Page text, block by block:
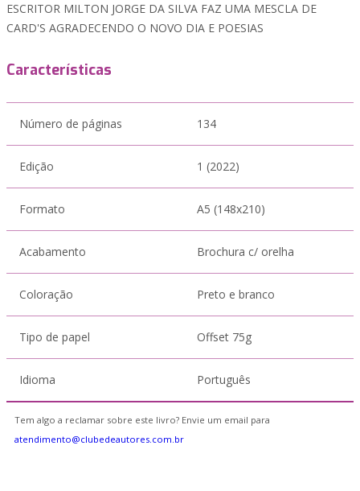
ESCRITOR MILTON JORGE DA SILVA FAZ UMA MESCLA DE
CARD'S AGRADECENDO O NOVO DIA E POESIAS
Características
Número de páginas 134
Edição 1 (2022)
Formato A5 (148x210)
Acabamento Brochura c/ orelha
Coloração Preto e branco
Tipo de papel Offset 75g
Idioma Português
Tem algo a reclamar sobre este livro? Envie um email para
atendimento@clubedeautores.com.br